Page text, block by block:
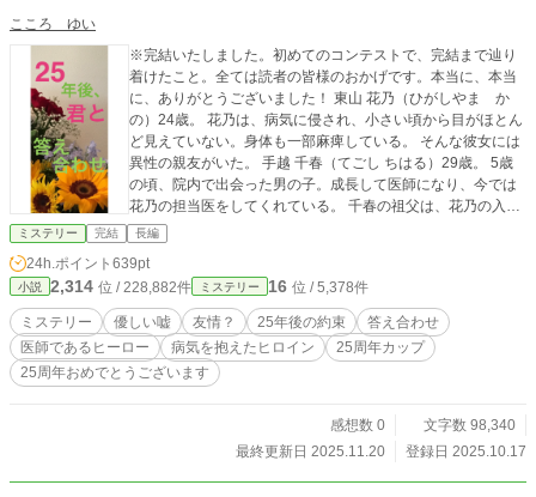
こころ ゆい
※完結いたしました。初めてのコンテストで、完結まで辿り
着けたこと。全ては読者の皆様のおかげです。本当に、本当
に、ありがとうございました！ 東山 花乃（ひがしやま か
の）24歳。 花乃は、病気に侵され、小さい頃から目がほとん
ど見えていない。身体も一部麻痺している。 そんな彼女には
異性の親友がいた。 手越 千春（てごし ちはる）29歳。 5歳
の頃、院内で出会った男の子。成長して医師になり、今では
花乃の担当医をしてくれている。 千春の祖父は、花乃の入院
する大きな病院の医院長。千春は将来この病院を継ぐ跡取り
だ。 花乃と出会った頃の千春は、妙に大人びた冷めた子供。
人を信用しない性格。 交流を続けるなかで、花乃とは友人関
係を築いていくが、まだどこか薄暗い部分を抱えたまま。
「ずっと友達ね」 無邪気に笑う花乃に、千春は言った。 「ず
っと友達、なんてありえない」 「...じゃぁ、25年後、答え合
わせをしましょう？」 「25年後？」 「そう。25年後、あな
たと私がまだ友達か。答え合わせするの」 「いいけど...どう
だろうか。花乃は、過保護な千春や両親、友人たちに支えら
れながら、病気と向き合っていく。 しかしーー。 ある日、花
乃は千春に関する不穏な噂を耳にする。 それをきっかけに、
ミステリー 完結 長編
24h.ポイント 639pt
小説 2,314 位 / 228,882件 ミステリー 16 位 / 5,378件
ミステリー 優しい嘘 友情？ 25年後の約束
答え合わせ
医師であるヒーロー
病気を抱えたヒロイン
25周年カップ
25周年おめでとうございます
感想数 0
文字数 98,340
最終更新日 2025.11.20
登録日 2025.10.17